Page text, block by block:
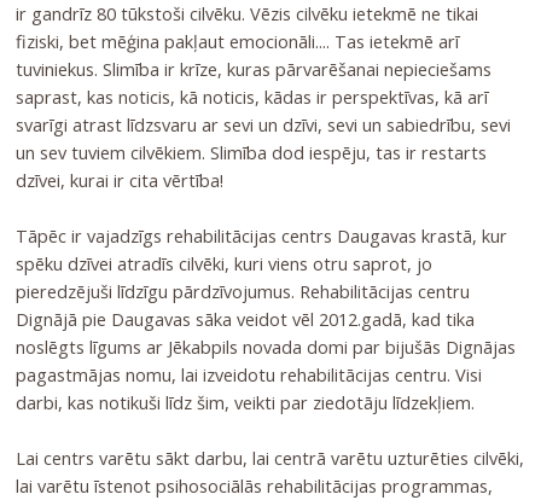
ir gandrīz 80 tūkstoši cilvēku. Vēzis cilvēku ietekmē ne tikai
fiziski, bet mēģina pakļaut emocionāli.... Tas ietekmē arī
tuviniekus. Slimība ir krīze, kuras pārvarēšanai nepieciešams
saprast, kas noticis, kā noticis, kādas ir perspektīvas, kā arī
svarīgi atrast līdzsvaru ar sevi un dzīvi, sevi un sabiedrību, sevi
un sev tuviem cilvēkiem. Slimība dod iespēju, tas ir restarts
dzīvei, kurai ir cita vērtība!
Tāpēc ir vajadzīgs rehabilitācijas centrs Daugavas krastā, kur
spēku dzīvei atradīs cilvēki, kuri viens otru saprot, jo
pieredzējuši līdzīgu pārdzīvojumus. Rehabilitācijas centru
Dignājā pie Daugavas sāka veidot vēl 2012.gadā, kad tika
noslēgts līgums ar Jēkabpils novada domi par bijušās Dignājas
pagastmājas nomu, lai izveidotu rehabilitācijas centru. Visi
darbi, kas notikuši līdz šim, veikti par ziedotāju līdzekļiem.
Lai centrs varētu sākt darbu, lai centrā varētu uzturēties cilvēki,
lai varētu īstenot psihosociālās rehabilitācijas programmas,